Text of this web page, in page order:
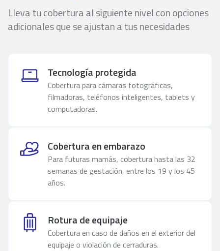
Lleva tu cobertura al siguiente nivel con opciones
adicionales que se ajustan a tus necesidades
Tecnología protegida
Cobertura para cámaras fotográficas,
filmadoras, teléfonos inteligentes, tablets y
computadoras.
Cobertura en embarazo
Para futuras mamás, cobertura hasta las 32
semanas de gestación, entre los 19 y los 45
años.
Rotura de equipaje
Cobertura en caso de daños en el exterior del
equipaje o violación de cerraduras.